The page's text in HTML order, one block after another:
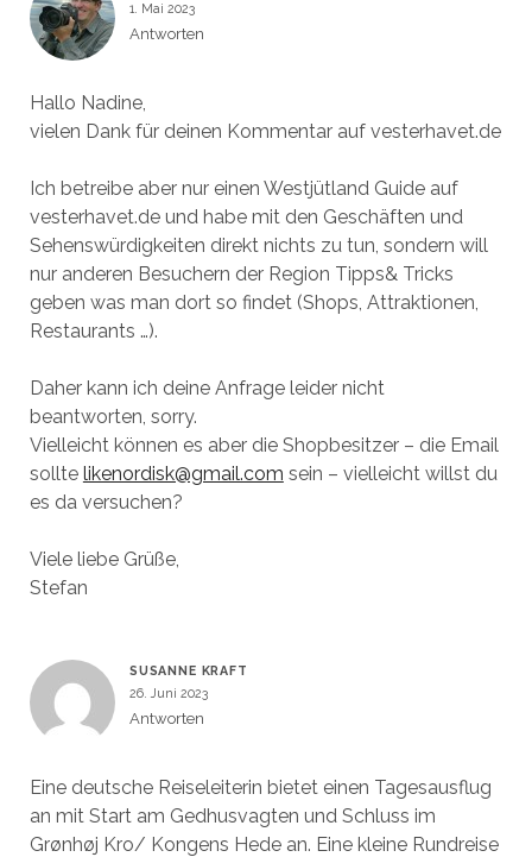
1. Mai 2023
Antworten
Hallo Nadine,
vielen Dank für deinen Kommentar auf vesterhavet.de
Ich betreibe aber nur einen Westjütland Guide auf
vesterhavet.de und habe mit den Geschäften und
Sehenswürdigkeiten direkt nichts zu tun, sondern will
nur anderen Besuchern der Region Tipps& Tricks
geben was man dort so findet (Shops, Attraktionen,
Restaurants …).
Daher kann ich deine Anfrage leider nicht
beantworten, sorry.
Vielleicht können es aber die Shopbesitzer – die Email
sollte likenordisk@gmail.com sein – vielleicht willst du
es da versuchen?
Viele liebe Grüße,
Stefan
SUSANNE KRAFT
26. Juni 2023
Antworten
Eine deutsche Reiseleiterin bietet einen Tagesausflug
an mit Start am Gedhusvagten und Schluss im
Grønhøj Kro/ Kongens Hede an. Eine kleine Rundreise